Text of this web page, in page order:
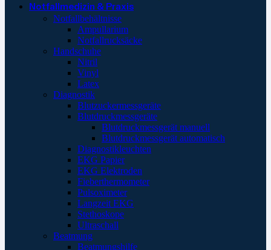
Notfallmedizin & Praxis
Notfallbehältnisse
Ampullarium
Notfallrucksäcke
Handschuhe
Nitril
Vinyl
Latex
Diagnostik
Blutzuckermessgeräte
Blutdruckmessgeräte
Blutdruckmessgerät manuell
Blutdruckmessgerät automatisch
Diagnostikleuchten
EKG Papier
EKG Elektroden
Fieberthermometer
Pulsoximeter
Langzeit EKG
Stethoskope
Ultraschall
Beatmung
Beatmungshilfe